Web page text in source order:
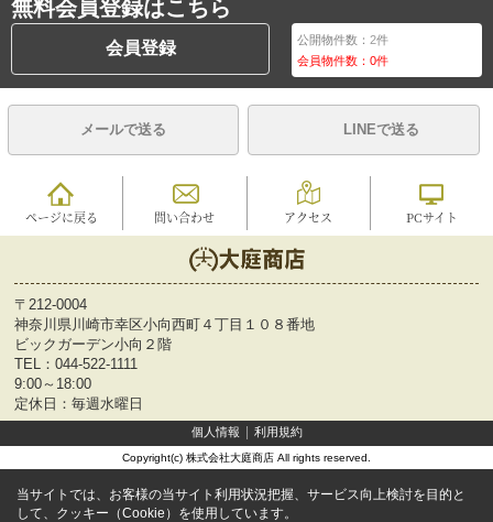
無料会員登録はこちら
会員登録 公開物件数：2件
会員物件数：0件
メールで送る LINEで送る
ページに戻る 問い合わせ アクセス PCサイト
〒212-0004
神奈川県川崎市幸区小向西町４丁目１０８番地
ビックガーデン小向２階
TEL： 044-522-1111
9:00～18:00
定休日：毎週水曜日
個人情報 利用規約
Copyright(c) 株式会社大庭商店 All rights reserved.
当サイトでは、お客様の当サイト利用状況把握、サービス向上検討を目的と
して、クッキー（Cookie）を使用しています。